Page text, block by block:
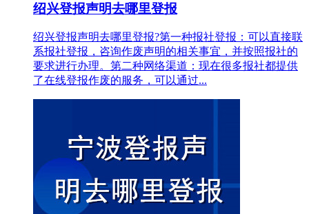
绍兴登报声明去哪里登报
绍兴登报声明去哪里登报?第一种报社登报：可以直接联
系报社登报，咨询作废声明的相关事宜，并按照报社的
要求进行办理。第二种网络渠道：现在很多报社都提供
了在线登报作废的服务，可以通过...